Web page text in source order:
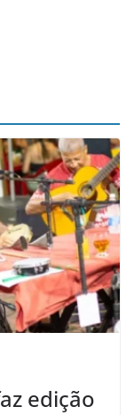
edição